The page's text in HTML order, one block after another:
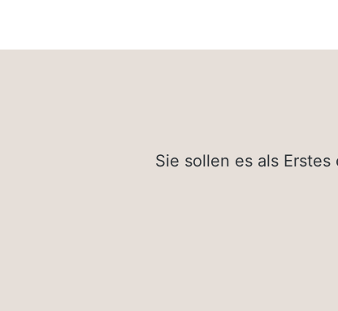
Sie sollen es als